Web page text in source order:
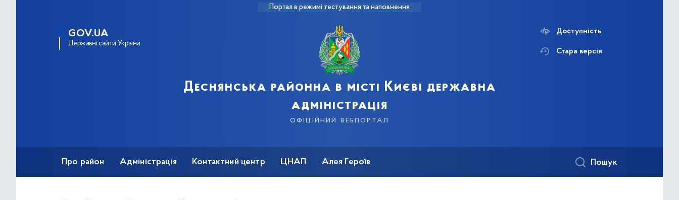
Портал в режимі тестування та наповнення
GOV.UA
Державні сайти України
Деснянська районна в місті Києві державна
адміністрація
офіційний вебпортал
Доступність
Стара версія
Про район Адміністрація Контактний центр ЦНАП Алея Героїв Пошук